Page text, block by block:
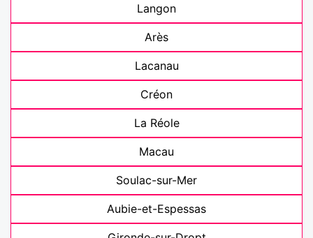
Langon
Arès
Lacanau
Créon
La Réole
Macau
Soulac-sur-Mer
Aubie-et-Espessas